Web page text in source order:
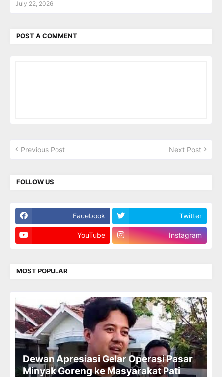
July 22, 2026
POST A COMMENT
Previous Post Next Post
FOLLOW US
Facebook Twitter
YouTube Instagram
MOST POPULAR
Dewan Apresiasi Gelar Operasi Pasar
Minyak Goreng ke Masyarakat Pati